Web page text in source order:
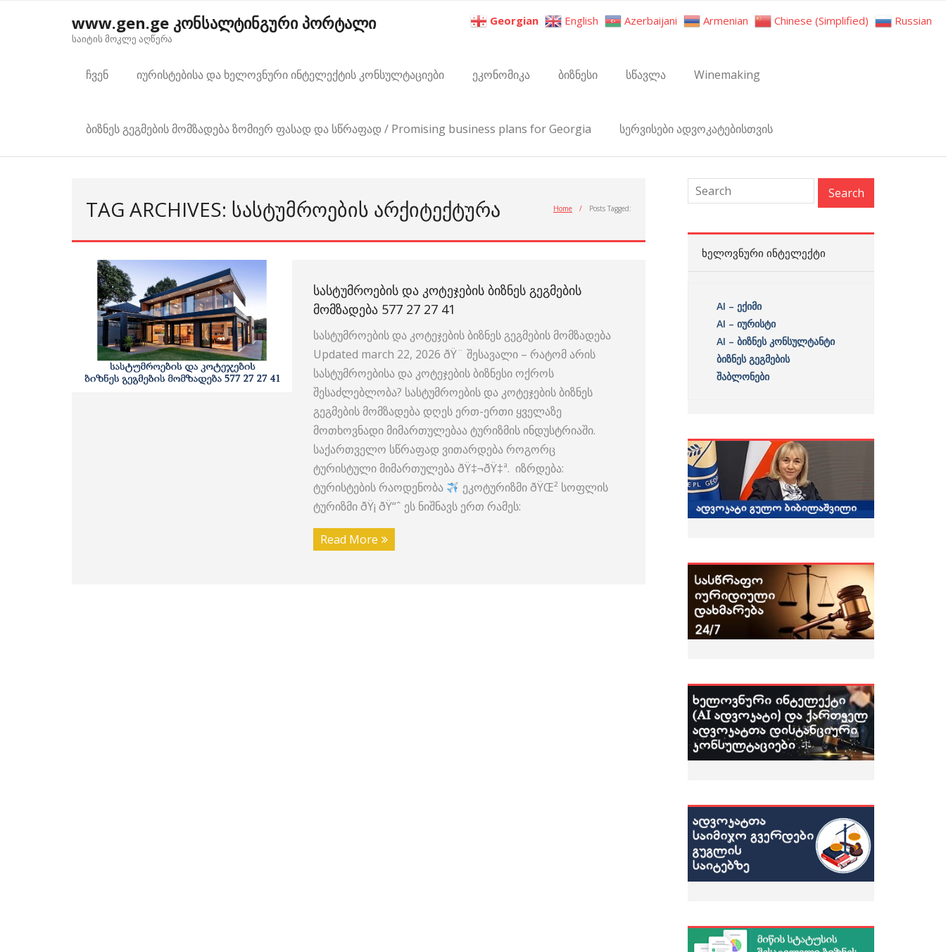
www.gen.ge კონსალტინგური პორტალი
საიტის მოკლე აღწერა
ჩვენ იურისტებისა და ხელოვნური ინტელექტის კონსულტაციები ეკონომიკა ბიზნესი სწავლა Winemaking
ბიზნეს გეგმების მომზადება ზომიერ ფასად და სწრაფად / Promising business plans for Georgia სერვისები ადვოკატებისთვის
TAG ARCHIVES: ᲡᲐᲡᲢᲣᲛᲠᲝᲔᲑᲘᲡ ᲐᲠᲥᲘᲢᲔᲥᲢᲣᲠᲐ Home / Posts Tagged:
ᲡᲐᲡᲢᲣᲛᲠᲝᲔᲑᲘᲡ ᲓᲐ ᲙᲝᲢᲔᲯᲔᲑᲘᲡ ᲑᲘᲖᲜᲔᲡ ᲒᲔᲒᲛᲔᲑᲘᲡ
ᲛᲝᲛᲖᲐᲓᲔᲑᲐ 577 27 27 41
სასტუმროების და კოტეჯების ბიზნეს გეგმების მომზადება
Updated march 22, 2026 ðŸ¨ შესავალი – რატომ არის
სასტუმროებისა და კოტეჯების ბიზნესი ოქროს
შესაძლებლობა? სასტუმროების და კოტეჯების ბიზნეს
გეგმების მომზადება დღეს ერთ-ერთი ყველაზე
მოთხოვნადი მიმართულებაა ტურიზმის ინდუსტრიაში.
საქართველო სწრაფად ვითარდება როგორც
ტურისტული მიმართულება ðŸ‡¬ðŸ‡ª. იზრდება:
ტურისტების რაოდენობა
ეკოტურიზმი ðŸŒ² სოფლის
ტურიზმი ðŸ¡ ðŸ“ˆ ეს ნიშნავს ერთ რამეს:
Read More
ᲮᲔᲚᲝᲕᲜᲣᲠᲘ ᲘᲜᲢᲔᲚᲔᲥᲢᲘ
AI – ექიმი
AI – იურისტი
AI – ბიზნეს კონსულტანტი
ბიზნეს გეგმების
შაბლონები
Georgian English Azerbaijani Armenian Chinese (Simplified) Russian